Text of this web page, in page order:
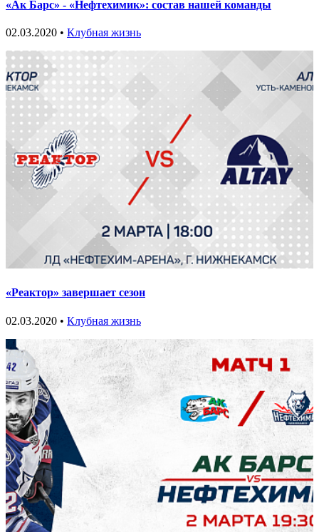
«Ак Барс» - «Нефтехимик»: состав нашей команды
02.03.2020 • Клубная жизнь
«Реактор» завершает сезон
02.03.2020 • Клубная жизнь